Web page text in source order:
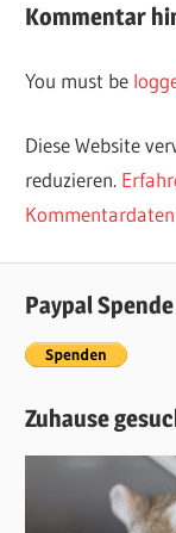
Kommentar
You must be
Diese Website
reduzieren.
Paypal Spende
Zuhause